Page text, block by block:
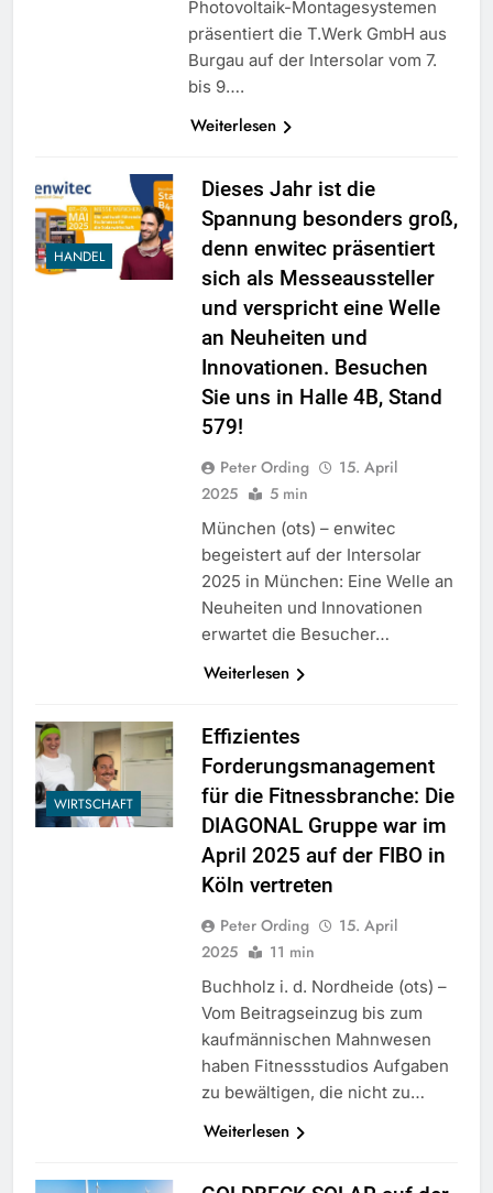
Photovoltaik-Montagesystemen
präsentiert die T.Werk GmbH aus
Burgau auf der Intersolar vom 7.
bis 9….
Weiterlesen
HANDEL
Dieses Jahr ist die
Spannung besonders groß,
denn enwitec präsentiert
sich als Messeaussteller
und verspricht eine Welle
an Neuheiten und
Innovationen. Besuchen
Sie uns in Halle 4B, Stand
579!
Peter Ording
15. April
2025
5 min
München (ots) – enwitec
begeistert auf der Intersolar
2025 in München: Eine Welle an
Neuheiten und Innovationen
erwartet die Besucher…
Weiterlesen
WIRTSCHAFT
Effizientes
Forderungsmanagement
für die Fitnessbranche: Die
DIAGONAL Gruppe war im
April 2025 auf der FIBO in
Köln vertreten
Peter Ording
15. April
2025
11 min
Buchholz i. d. Nordheide (ots) –
Vom Beitragseinzug bis zum
kaufmännischen Mahnwesen
haben Fitnessstudios Aufgaben
zu bewältigen, die nicht zu…
Weiterlesen